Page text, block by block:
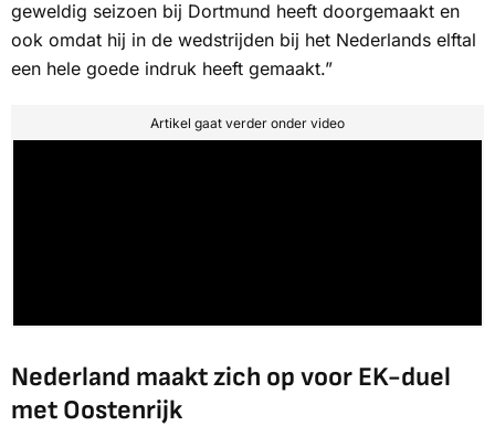
geweldig seizoen bij Dortmund heeft doorgemaakt en
ook omdat hij in de wedstrijden bij het Nederlands elftal
een hele goede indruk heeft gemaakt.”
Artikel gaat verder onder video
Nederland maakt zich op voor EK-duel
met Oostenrijk